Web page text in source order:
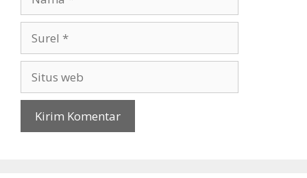
web